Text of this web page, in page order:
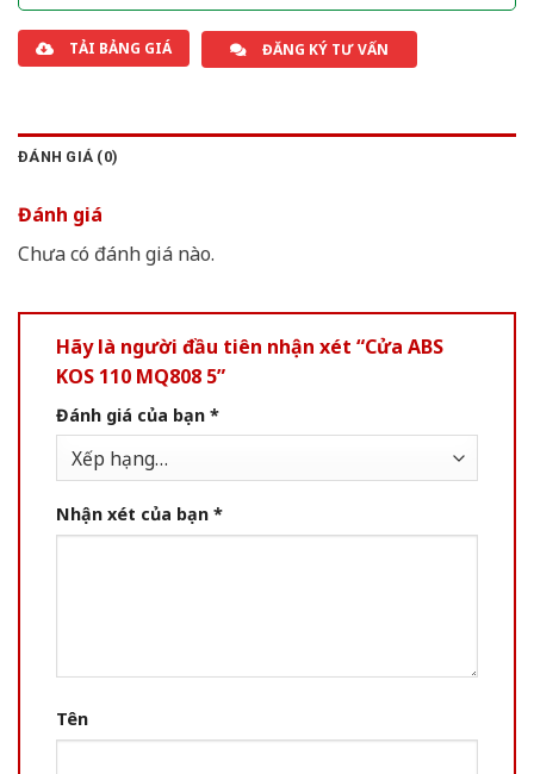
TẢI BẢNG GIÁ ĐĂNG KÝ TƯ VẤN
ĐÁNH GIÁ (0)
Đánh giá
Chưa có đánh giá nào.
Hãy là người đầu tiên nhận xét “Cửa ABS
KOS 110 MQ808 5”
Đánh giá của bạn *
Nhận xét của bạn *
Tên